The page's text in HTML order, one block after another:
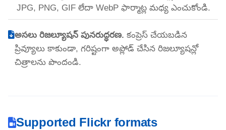
JPG, PNG, GIF లేదా WebP ఫార్మాట్ల మధ్య ఎంచుకోండి.
అసలు రిజల్యూషన్ పునరుద్ధరణ. కంప్రెస్ చేయబడిన
ప్రివ్యూలు కాకుండా, గరిష్టంగా అప్లోడ్ చేసిన రిజల్యూషన్లో
చిత్రాలను పొందండి.
Supported Flickr formats